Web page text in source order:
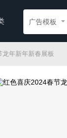
广告模板
年新年新春展板